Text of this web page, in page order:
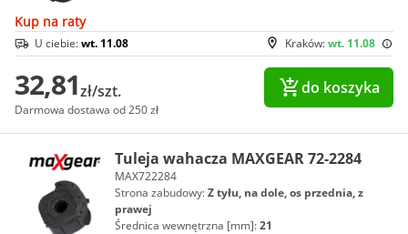
Kup na raty
Kraków:wt. 11.08
U ciebie:wt. 11.08
32,81zł/szt.
Darmowa dostawa od 250 zł
do koszyka
Tuleja wahacza MAXGEAR 72-2284
MAX722284
Strona zabudowy:Z tyłu, na dole, os przednia, z
prawej
Średnica wewnętrzna [mm]:21